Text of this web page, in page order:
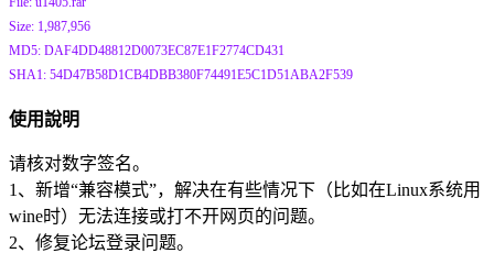
Size: 1,987,956
MD5: DAF4DD48812D0073EC87E1F2774CD431
SHA1: 54D47B58D1CB4DBB380F74491E5C1D51ABA2F539
使用說明
请核对数字签名。
1、新增“兼容模式”，解决在有些情况下（比如在Linux系统用
wine时）无法连接或打不开网页的问题。
2、修复论坛登录问题。